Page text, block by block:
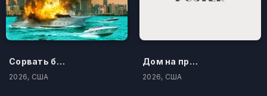
Сорвать банк 3: Вор-джентльмен
2026, США
Дом на проклятом холме
2026, США